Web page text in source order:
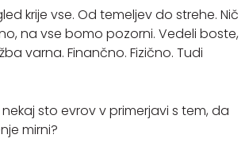
krije vse. Od temeljev do strehe. Nič
na vse bomo pozorni. Vedeli boste,
varna. Finančno. Fizično. Tudi
nekaj sto evrov v primerjavi s tem, da
mirni?